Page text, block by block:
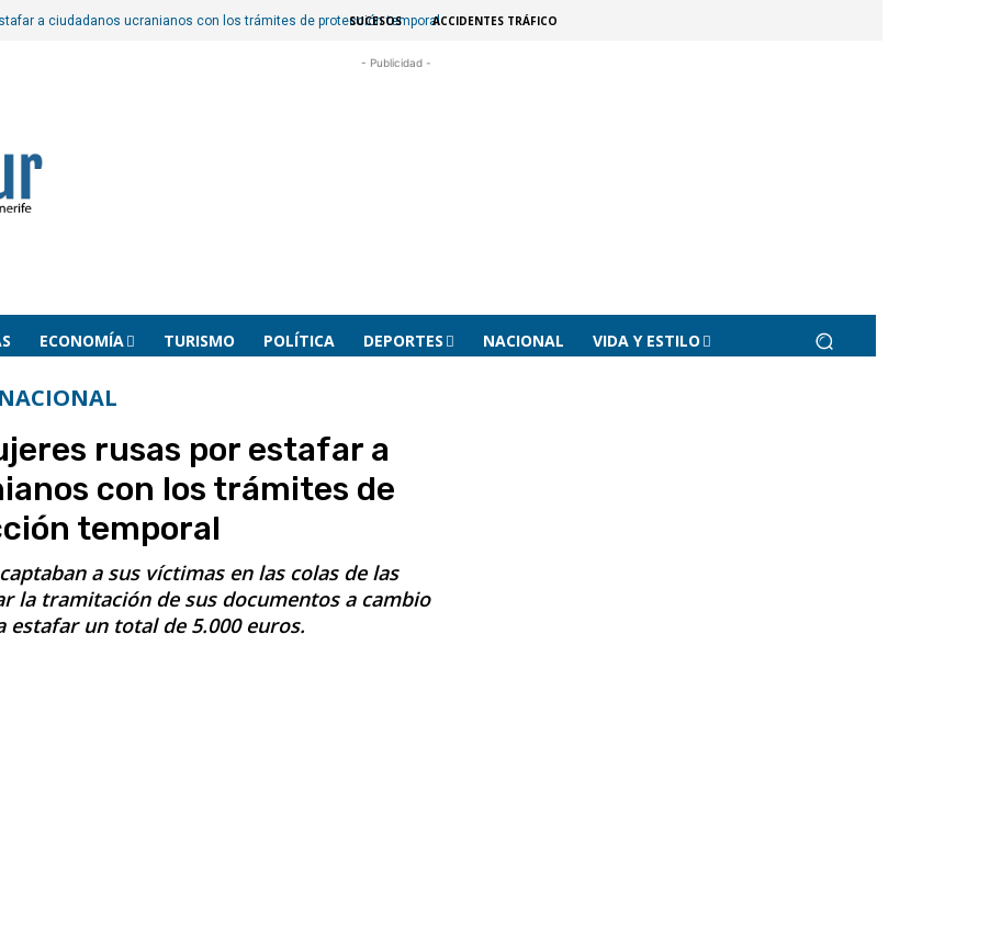
a ciudadanos ucranianos con los trámites de protección temporal
SUCESOS ACCIDENTES TRÁFICO
- Publicidad -
ECONOMÍA TURISMO POLÍTICA DEPORTES NACIONAL VIDA Y ESTILO
NACIONAL
rusas por estafar a
con los trámites de
temporal
a sus víctimas en las colas de las
la tramitación de sus documentos a cambio
estafar un total de 5.000 euros.